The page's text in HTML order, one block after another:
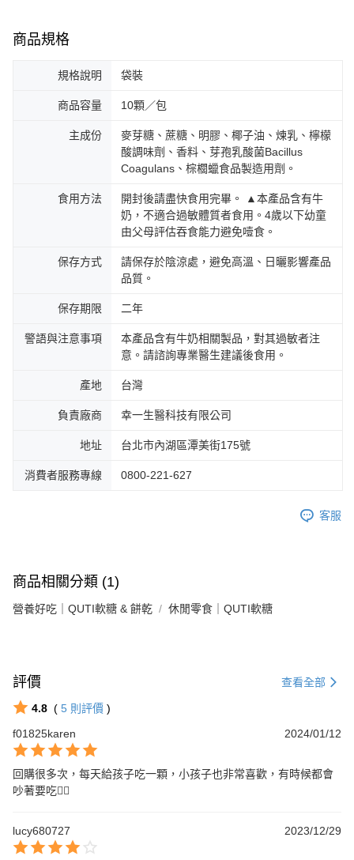
商品規格
規格說明 袋裝
商品容量 10顆／包
主成份
麥芽糖、蔗糖、明膠、椰子油、煉乳、檸檬
酸調味劑、香料、芽孢乳酸菌Bacillus
Coagulans、棕櫚蠟食品製造用劑。
食用方法
開封後請盡快食用完畢。 ▲本產品含有牛
奶，不適合過敏體質者食用。4歲以下幼童
由父母評估吞食能力避免噎食。
保存方式
請保存於陰涼處，避免高溫、日曬影響產品
品質。
保存期限 二年
警語與注意事項
本產品含有牛奶相關製品，對其過敏者注
意。請諮詢專業醫生建議後食用。
產地 台灣
負責廠商 幸一生醫科技有限公司
地址 台北市內湖區潭美街175號
消費者服務專線 0800-221-627
客服
商品相關分類 (1)
營養好吃｜QUTI軟糖 & 餅乾 休閒零食｜QUTI軟糖
評價 查看全部
4.8 ( 5 則評價 )
f01825karen
2024/01/12
回購很多次，每天給孩子吃一顆，小孩子也非常喜歡，有時候都會
吵著要吃👍🏻
lucy680727 2023/12/29